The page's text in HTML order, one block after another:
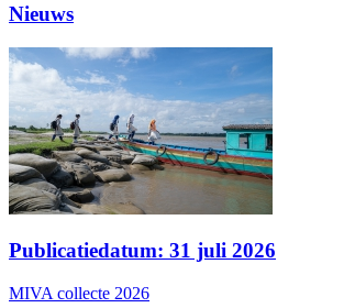
Nieuws
Publicatiedatum: 31 juli 2026
MIVA collecte 2026